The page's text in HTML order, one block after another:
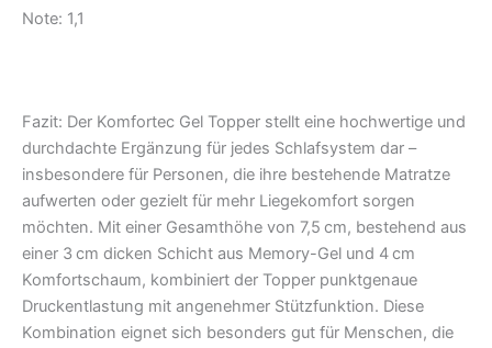
Note: 1,1
Fazit: Der Komfortec Gel Topper stellt eine hochwertige und
durchdachte Ergänzung für jedes Schlafsystem dar –
insbesondere für Personen, die ihre bestehende Matratze
aufwerten oder gezielt für mehr Liegekomfort sorgen
möchten. Mit einer Gesamthöhe von 7,5 cm, bestehend aus
einer 3 cm dicken Schicht aus Memory-Gel und 4 cm
Komfortschaum, kombiniert der Topper punktgenaue
Druckentlastung mit angenehmer Stützfunktion. Diese
Kombination eignet sich besonders gut für Menschen, die